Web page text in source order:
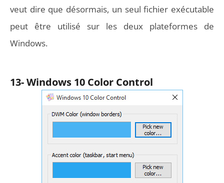
veut dire que désormais, un seul fichier exécutable
peut être utilisé sur les deux plateformes de
Windows.
13- Windows 10 Color Control